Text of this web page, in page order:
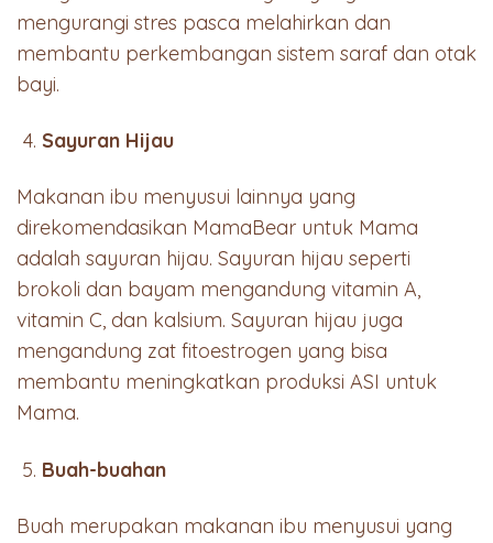
mengurangi stres pasca melahirkan dan
membantu perkembangan sistem saraf dan otak
bayi.
Sayuran Hijau
Makanan ibu menyusui lainnya yang
direkomendasikan MamaBear untuk Mama
adalah sayuran hijau. Sayuran hijau seperti
brokoli dan bayam mengandung vitamin A,
vitamin C, dan kalsium. Sayuran hijau juga
mengandung zat fitoestrogen yang bisa
membantu meningkatkan produksi ASI untuk
Mama.
Buah-buahan
Buah merupakan makanan ibu menyusui yang